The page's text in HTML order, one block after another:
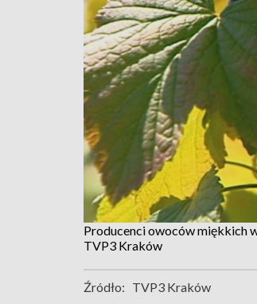
Producenci owoców miękkich
TVP3 Kraków
Źródło: TVP3 Kraków